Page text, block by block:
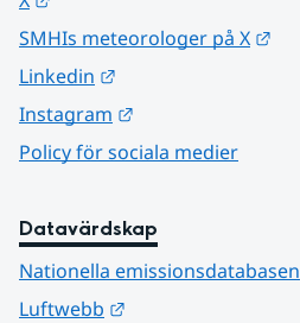
SMHIs meteorologer på X
Linkedin
Instagram
Policy för sociala medier
Datavärdskap
Nationella emissionsdatabasen
Luftwebb